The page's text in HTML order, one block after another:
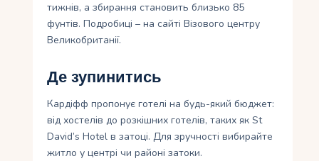
тижнів, а збирання становить близько 85
фунтів. Подробиці – на сайті Візового центру
Великобританії.
Де зупинитись
Кардіфф пропонує готелі на будь-який бюджет:
від хостелів до розкішних готелів, таких як St
David’s Hotel в затоці. Для зручності вибирайте
житло у центрі чи районі затоки.